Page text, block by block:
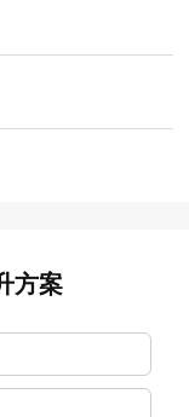
方案